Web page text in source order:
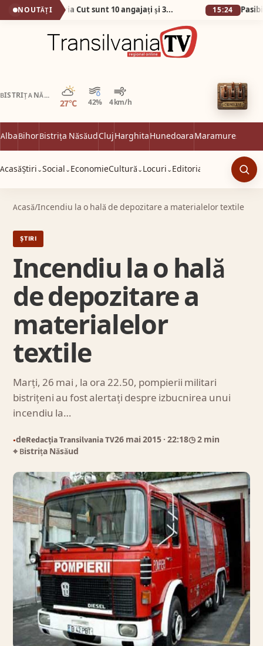
NOUTĂȚI No, așa da! La Primăria Cut sunt 10 angajați și 38 de abonamente la telefon! 15:24
BISTRIȚA NĂSĂUD
27°C 42% 4 km/h
Parțial noros
AlbaBihorBistrița NăsăudClujHarghitaHunedoaraMaramureș
AcasăȘtiri ⌄Social ⌄ EconomieCultură ⌄ Locuri ⌄ Editorial
Acasă/Incendiu la o hală de depozitare a materialelor textile
ȘTIRI
Incendiu la o hală
de depozitare a
materialelor
textile
Marți, 26 mai , la ora 22.50, pompierii militari
bistrițeni au fost alertați despre izbucnirea unui
incendiu la…
●deRedacția Transilvania TV26 mai 2015 · 22:18◷ 2 min
⌖ Bistrița Năsăud